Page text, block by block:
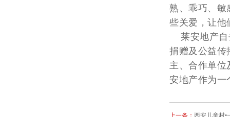
熟、乖巧、敏
些关爱，让他
莱安地产自
捐赠及公益传
主、合作单位
安地产作为一
上一条： 西安儿童村•